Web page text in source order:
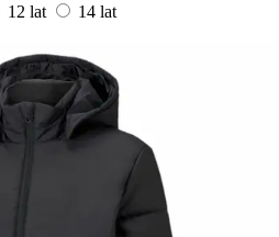
12 lat
14 lat